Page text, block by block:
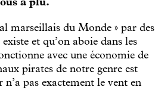
a plu.
marseillais du Monde » par des
et qu’on aboie dans les
avec une économie de
pirates de notre genre est
pas exactement le vent en